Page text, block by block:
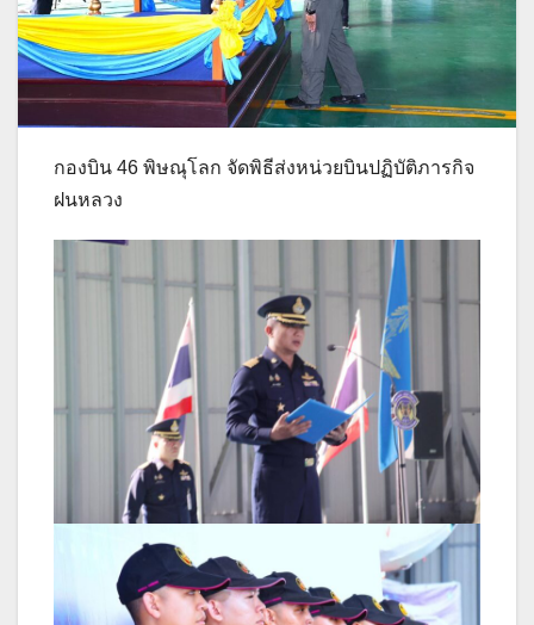
กองบิน 46 พิษณุโลก จัดพิธีส่งหน่วยบินปฏิบัติภารกิจ
ฝนหลวง